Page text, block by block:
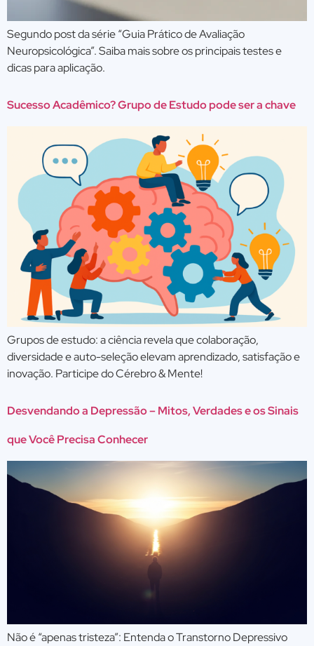
Segundo post da série “Guia Prático de Avaliação
Neuropsicológica”. Saiba mais sobre os principais testes e
dicas para aplicação.
Sucesso Acadêmico? Grupo de Estudo pode ser a chave
Grupos de estudo: a ciência revela que colaboração,
diversidade e auto-seleção elevam aprendizado, satisfação e
inovação. Participe do Cérebro & Mente!
Desvendando a Depressão – Mitos, Verdades e os Sinais
que Você Precisa Conhecer
Não é “apenas tristeza”: Entenda o Transtorno Depressivo